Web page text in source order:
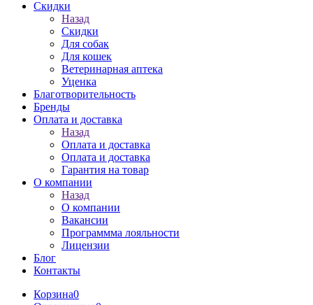
Скидки
Назад
Скидки
Для собак
Для кошек
Ветеринарная аптека
Уценка
Благотворительность
Бренды
Оплата и доставка
Назад
Оплата и доставка
Оплата и доставка
Гарантия на товар
О компании
Назад
О компании
Вакансии
Программма лояльности
Лицензии
Блог
Контакты
Корзина0